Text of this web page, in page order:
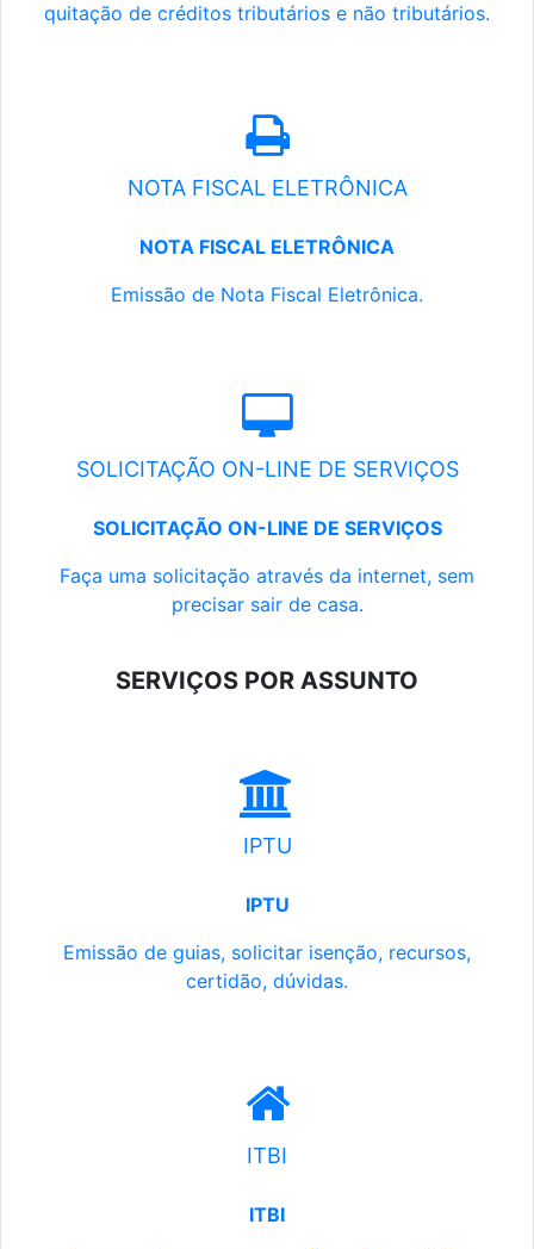
quitação de créditos tributários e não tributários.
NOTA FISCAL ELETRÔNICA
NOTA FISCAL ELETRÔNICA
Emissão de Nota Fiscal Eletrônica.
SOLICITAÇÃO ON-LINE DE SERVIÇOS
SOLICITAÇÃO ON-LINE DE SERVIÇOS
Faça uma solicitação através da internet, sem
precisar sair de casa.
SERVIÇOS POR ASSUNTO
IPTU
IPTU
Emissão de guias, solicitar isenção, recursos,
certidão, dúvidas.
ITBI
ITBI